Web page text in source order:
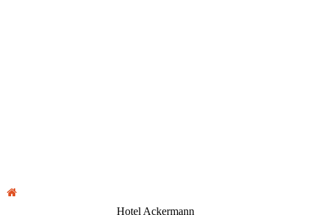
Hotel Ackermann